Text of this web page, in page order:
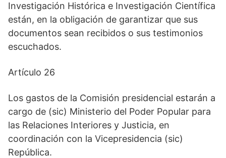
Investigación Histórica e Investigación Científica
están, en la obligación de garantizar que sus
documentos sean recibidos o sus testimonios
escuchados.
Artículo 26
Los gastos de la Comisión presidencial estarán a
cargo de (sic) Ministerio del Poder Popular para
las Relaciones Interiores y Justicia, en
coordinación con la Vicepresidencia (sic)
República.